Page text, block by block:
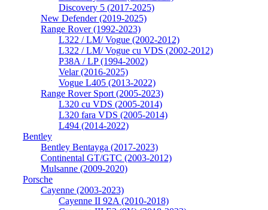
Discovery 5 (2017-2025)
New Defender (2019-2025)
Range Rover (1992-2023)
L322 / LM/ Vogue (2002-2012)
L322 / LM/ Vogue cu VDS (2002-2012)
P38A / LP (1994-2002)
Velar (2016-2025)
Vogue L405 (2013-2022)
Range Rover Sport (2005-2023)
L320 cu VDS (2005-2014)
L320 fara VDS (2005-2014)
L494 (2014-2022)
Bentley
Bentley Bentayga (2017-2023)
Continental GT/GTC (2003-2012)
Mulsanne (2009-2020)
Porsche
Cayenne (2003-2023)
Cayenne II 92A (2010-2018)